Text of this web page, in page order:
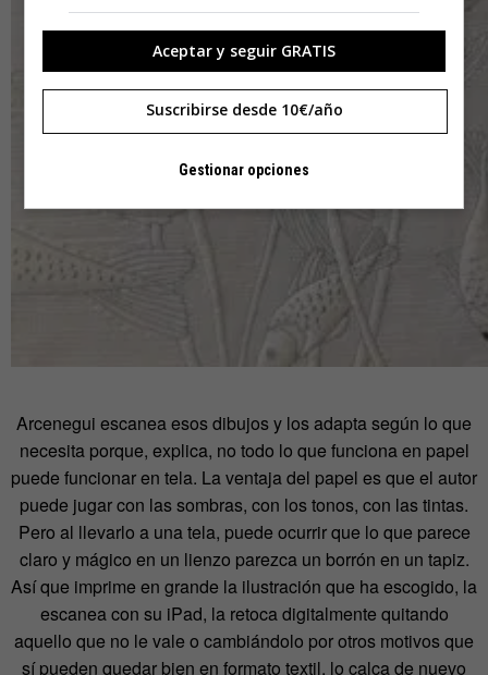
Arcenegui escanea esos dibujos y los adapta según lo que
necesita porque, explica, no todo lo que funciona en papel
puede funcionar en tela. La ventaja del papel es que el autor
puede jugar con las sombras, con los tonos, con las tintas.
Pero al llevarlo a una tela, puede ocurrir que lo que parece
claro y mágico en un lienzo parezca un borrón en un tapiz.
Así que imprime en grande la ilustración que ha escogido, la
escanea con su iPad, la retoca digitalmente quitando
aquello que no le vale o cambiándolo por otros motivos que
sí pueden quedar bien en formato textil, lo calca de nuevo
Aceptar y seguir GRATIS
Suscribirse desde 10€/año
Gestionar opciones